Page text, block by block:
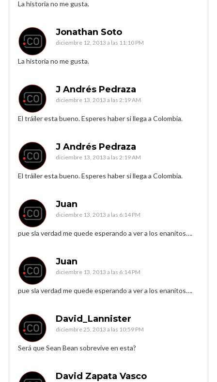
La historia no me gusta.
Jonathan Soto
diciembre 12, 2013 a las 11:10 PM
La historia no me gusta.
J Andrés Pedraza
diciembre 13, 2013 a las 2:19 AM
El tráiler esta bueno. Esperes haber si llega a Colombia.
J Andrés Pedraza
diciembre 13, 2013 a las 2:19 AM
El tráiler esta bueno. Esperes haber si llega a Colombia.
Juan
diciembre 13, 2013 a las 6:14 PM
pue sla verdad me quede esperando a ver a los enanitos….
Juan
diciembre 13, 2013 a las 6:14 PM
pue sla verdad me quede esperando a ver a los enanitos….
David_Lannister
diciembre 25, 2013 a las 10:59 PM
Será que Sean Bean sobrevive en esta?
David Zapata Vasco